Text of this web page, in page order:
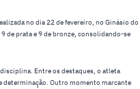
no dia 22 de fevereiro, no Ginásio do
de prata e 9 de bronze, consolidando-se
Entre os destaques, o atleta
determinação. Outro momento marcante